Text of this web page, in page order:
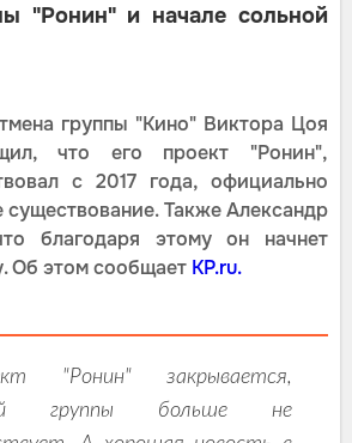
"Ронин" и начале сольной
группы "Кино" Виктора Цоя
что его проект "Ронин",
с 2017 года, официально
существование. Также Александр
благодаря этому он начнет
Об этом сообщает KP.ru.
"Ронин" закрывается,
группы больше не